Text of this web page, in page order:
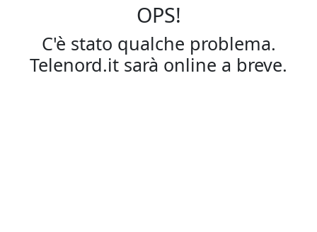
OPS!
C'è stato qualche problema.
Telenord.it sarà online a breve.